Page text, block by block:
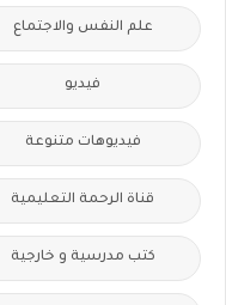
علم النفس والاجتماع
فيديو
فيديوهات متنوعة
قناة الرحمة التعليمية
كتب مدرسية و خارجية